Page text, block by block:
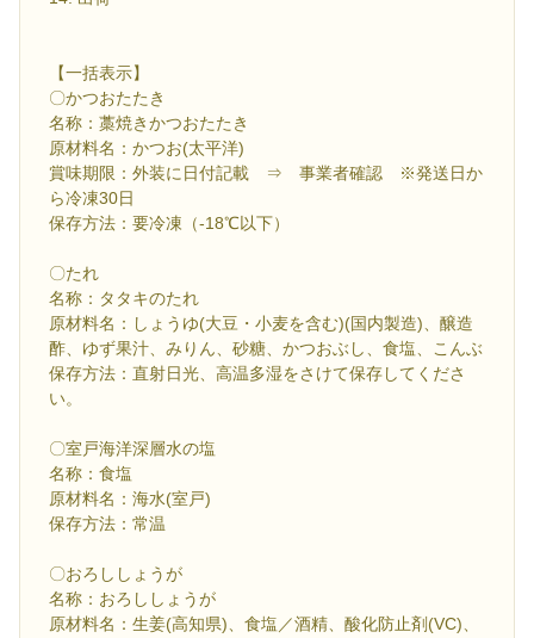
【一括表示】
〇かつおたたき
名称：藁焼きかつおたたき
原材料名：かつお(太平洋)
賞味期限：外装に日付記載 ⇒ 事業者確認 ※発送日か
ら冷凍30日
保存方法：要冷凍（-18℃以下）
〇たれ
名称：タタキのたれ
原材料名：しょうゆ(大豆・小麦を含む)(国内製造)、醸造
酢、ゆず果汁、みりん、砂糖、かつおぶし、食塩、こんぶ
保存方法：直射日光、高温多湿をさけて保存してくださ
い。
〇室戸海洋深層水の塩
名称：食塩
原材料名：海水(室戸)
保存方法：常温
〇おろししょうが
名称：おろししょうが
原材料名：生姜(高知県)、食塩／酒精、酸化防止剤(VC)、